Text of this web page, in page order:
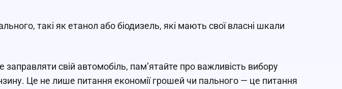
такі як етанол або біодизель, які мають свої власні шкали
свій автомобіль, пам’ятайте про важливість вибору
Це не лише питання економії грошей чи пального — це питання